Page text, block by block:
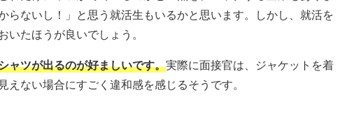
らないし！」と思う就活生もいるかと思います。しかし、就活を
たほうが良いでしょう。
ャツが出るのが好ましいです。実際に面接官は、ジャケットを着
えない場合にすごく違和感を感じるそうです。